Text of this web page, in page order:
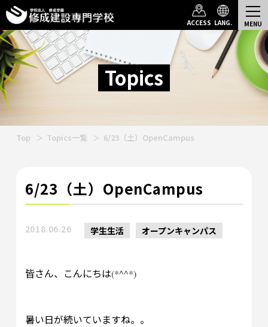
ACCESS LANG.
Topics
Top Topics一覧 6/23（土）OpenCampus
6/23（土）OpenCampus
2018.06.26 学生生活 オープンキャンパス
皆さん、こんにちは(*^^*)
暑い日が続いていますね。。